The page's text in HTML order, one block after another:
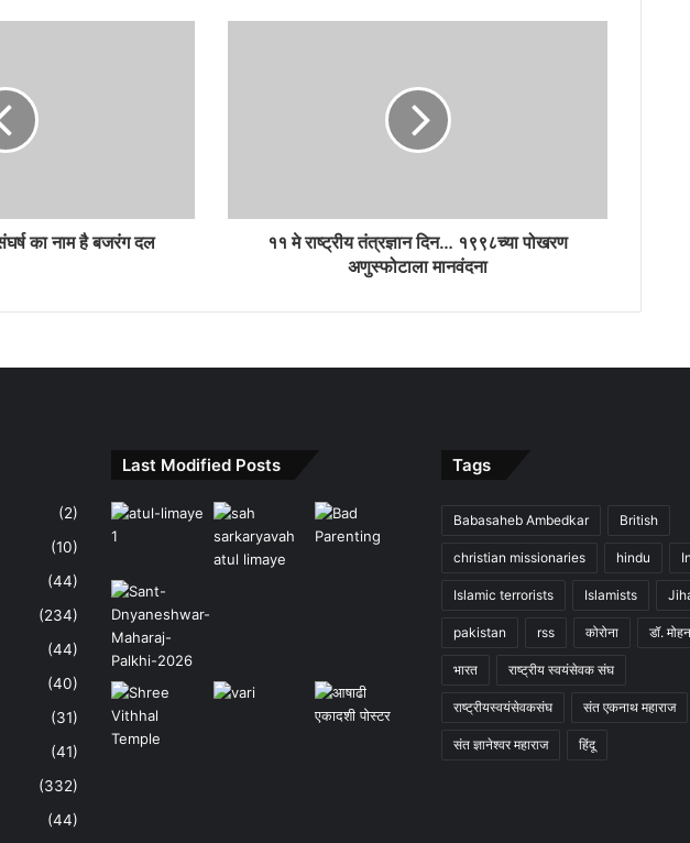
का नाम है बजरंग दल
११ मे राष्ट्रीय तंत्रज्ञान दिन… १९९८च्या पोखरण
अणुस्फोटाला मानवंदना
(2)
(10)
(44)
(234)
(44)
(40)
(31)
(41)
(332)
(44)
Last Modified Posts Tags
Babasaheb Ambedkar British
christian missionaries hindu
Islamic terrorists Islamists
pakistan rss कोरोना डॉ.
भारत राष्ट्रीय स्वयंसेवक संघ
राष्ट्रीयस्वयंसेवकसंघ संत एकनाथ महाराज
संत ज्ञानेश्वर महाराज हिंदू